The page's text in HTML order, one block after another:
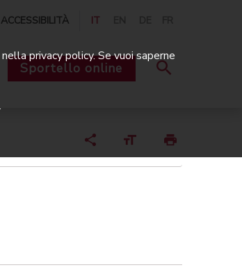
ACCESSIBILITÀ IT
Sportello online
privacy policy. Se vuoi saperne